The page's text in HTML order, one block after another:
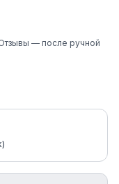
— после ручной